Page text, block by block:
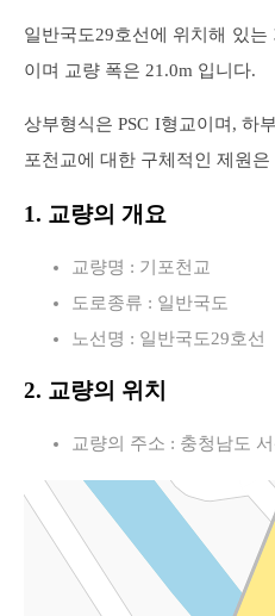
일반국도29호선에 위치해 있
이며 교량 폭은 21.0m 입니다.
상부형식은 PSC I형교이며, 하
포천교에 대한 구체적인 제원
1. 교량의 개요
교량명 : 기포천교
도로종류 : 일반국도
노선명 : 일반국도29호선
2. 교량의 위치
교량의 주소 : 충청남도